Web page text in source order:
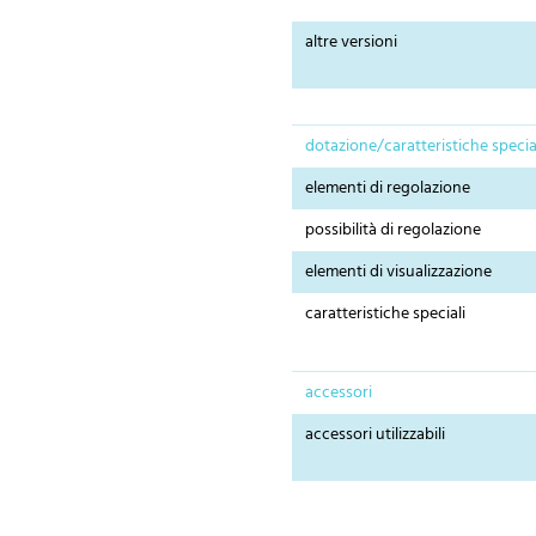
altre versioni
dotazione/caratteristiche
elementi di regolazione
possibilità di regolazione
elementi di visualizzazione
caratteristiche speciali
accessori
accessori utilizzabili